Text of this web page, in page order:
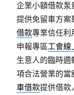
企業小額借款泵
提供免留車方案
借款專業信任利
申報專區工會線
生意人的臨時週
項合法營業的
車借款提供借款